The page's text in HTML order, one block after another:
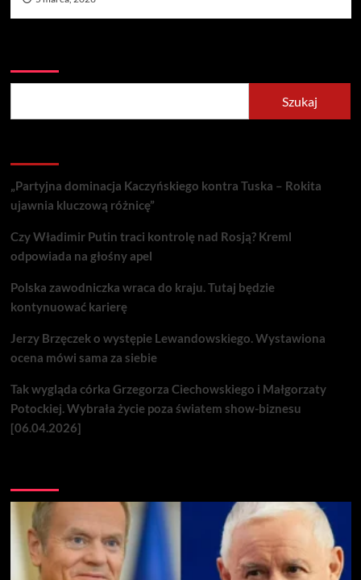
Szukaj
„Partyjna dominacja Kaczyńskiego kontra Tuska – Rokita
ujawnia kluczową różnicę”
Czy Władimir Putin traci kontrolę nad Rosją? Kreml
odpowiada na głośny apel
Polska zawodniczka wraca do kraju. Tutaj będzie
kontynuować karierę
Jerzy Brzęczek o występie Lewandowskiego. Wystawiona
ocena mówi sama za siebie
Tak wygląda córka Grzegorza Ciechowskiego i Małgorzaty
Potockiej. Wybrała życie poza światem show-biznesu
[06.04.2026]